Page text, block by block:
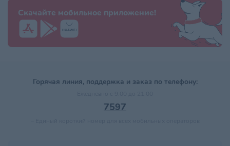
Скачайте мобильное приложение!
Горячая линия, поддержка и заказ по телефону:
7597